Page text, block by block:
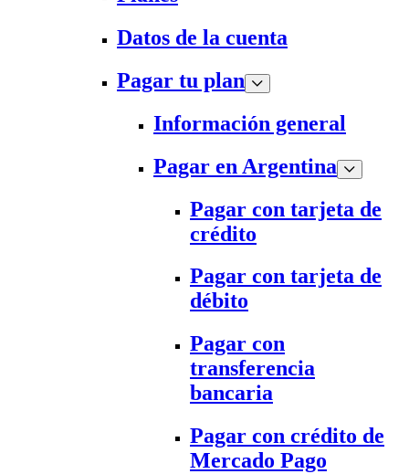
Datos de la cuenta
Pagar tu plan
Información general
Pagar en Argentina
Pagar con tarjeta de
crédito
Pagar con tarjeta de
débito
Pagar con
transferencia
bancaria
Pagar con crédito de
Mercado Pago